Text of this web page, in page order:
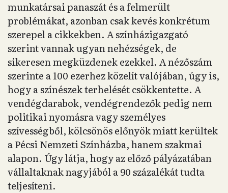
munkatársai panaszát és a felmerült
problémákat, azonban csak kevés konkrétum
szerepel a cikkekben. A színházigazgató
szerint vannak ugyan nehézségek, de
sikeresen megküzdenek ezekkel. A nézőszám
szerinte a 100 ezerhez közelít valójában, úgy is,
hogy a színészek terhelését csökkentette. A
vendégdarabok, vendégrendezők pedig nem
politikai nyomásra vagy személyes
szívességből, kölcsönös előnyök miatt kerültek
a Pécsi Nemzeti Színházba, hanem szakmai
alapon. Úgy látja, hogy az előző pályázatában
vállaltaknak nagyjából a 90 százalékát tudta
teljesíteni.